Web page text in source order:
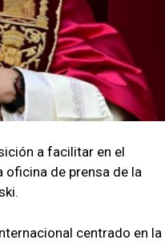
a facilitar en el
oficina de prensa de la
centrado en la